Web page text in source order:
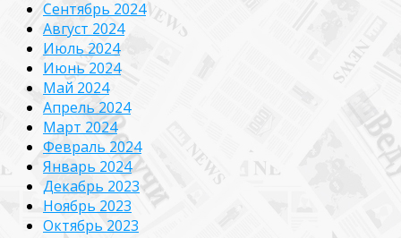
Сентябрь 2024
Август 2024
Июль 2024
Июнь 2024
Май 2024
Апрель 2024
Март 2024
Февраль 2024
Январь 2024
Декабрь 2023
Ноябрь 2023
Октябрь 2023